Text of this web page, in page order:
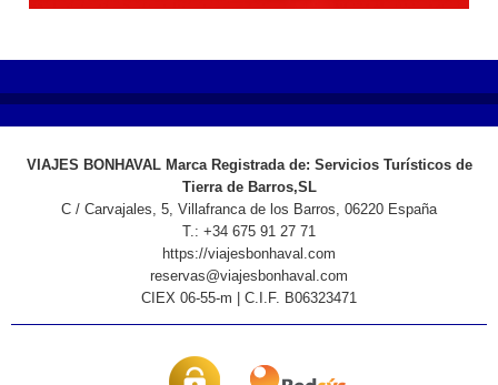
VIAJES BONHAVAL Marca Registrada de: Servicios Turísticos de
Tierra de Barros,SL
C / Carvajales, 5, Villafranca de los Barros, 06220 España
T.: +34 675 91 27 71
https://viajesbonhaval.com
reservas@viajesbonhaval.com
CIEX 06-55-m | C.I.F. B06323471